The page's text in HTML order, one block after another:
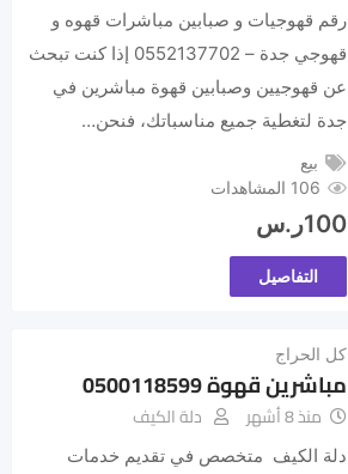
رقم قهوجيات و صبابين مباشرات قهوه و
قهوجي جدة – 0552137702 إذا كنت تبحث
عن قهوجيين وصبابين قهوة مباشرين في
جدة لتغطية جميع مناسباتك، فنحن…
بيع
106 المشاهدات
100ر.س
التفاصيل
كل الحراج
مباشرين قهوة 0500118599
منذ 8 أشهر دلة الكيف
دلة الكيف متخصص في تقديم خدمات